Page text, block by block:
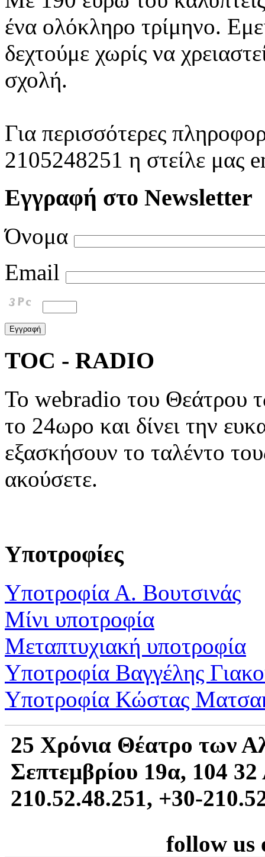
ένα ολόκληρο τρίμηνο.
δεχτούμε χωρίς να
σχολή.
Για περισσότερες
2105248251 η στείλε μας
Εγγραφή στο Newsletter
Όνομα
Email
TOC - RADIO
To webradio του Θεάτρου
το 24ωρο και δίνει την
εξασκήσουν το ταλέντο
ακούσετε.
Υποτροφίες
Υποτροφία Α. Βουτσινάς
Μίνι υποτροφία
Μεταπτυχιακή υποτροφία
Υποτροφία Βαγγέλης
Υποτροφία Κώστας
25 Χρόνια Θέατρο των
Σεπτεμβρίου 19α, 104
210.52.48.251, +30-
follow us